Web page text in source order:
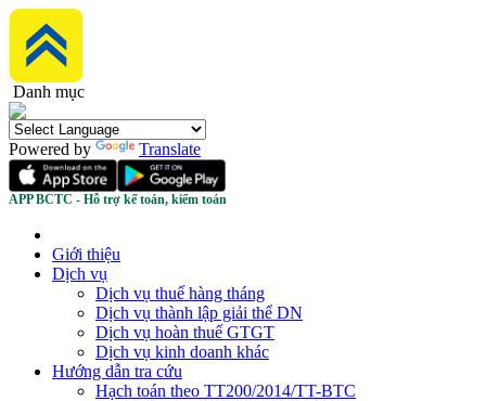
Danh mục
Powered by Translate
APP BCTC - Hỗ trợ kế toán, kiểm toán
Giới thiệu
Dịch vụ
Dịch vụ thuế hàng tháng
Dịch vụ thành lập giải thể DN
Dịch vụ hoàn thuế GTGT
Dịch vụ kinh doanh khác
Hướng dẫn tra cứu
Hạch toán theo TT200/2014/TT-BTC